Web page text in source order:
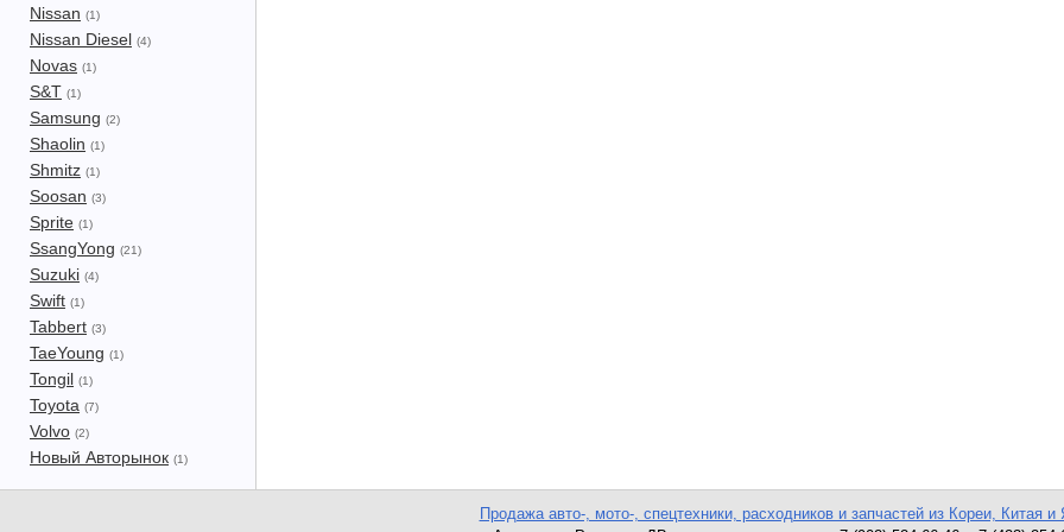
Nissan (1)
Nissan Diesel (4)
Novas (1)
S&T (1)
Samsung (2)
Shaolin (1)
Shmitz (1)
Soosan (3)
Sprite (1)
SsangYong (21)
Suzuki (4)
Swift (1)
Tabbert (3)
TaeYoung (1)
Tongil (1)
Toyota (7)
Volvo (2)
Новый Авторынок (1)
Продажа авто-, мото-, спецтехники, расходников и запчастей из Кореи, Китая и